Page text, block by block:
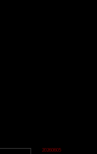
20260605